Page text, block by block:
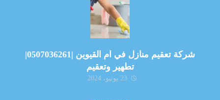
شركة تعقيم منازل في ام القيوين |0507036261|
تطهير وتعقيم
23 يونيو، 2024